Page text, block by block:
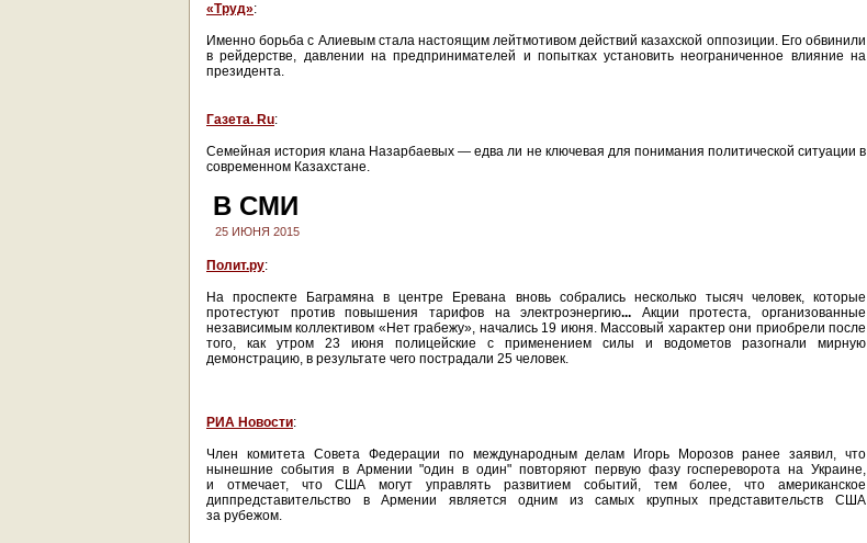
«Труд»:
Именно борьба с Алиевым стала настоящим лейтмотивом действий казахской оппозиции. Его обвинили
в рейдерстве, давлении на предпринимателей и попытках установить неограниченное влияние на
президента.
Газета. Ru:
Семейная история клана Назарбаевых — едва ли не ключевая для понимания политической ситуации в
современном Казахстане.
В СМИ
25 ИЮНЯ 2015
Полит.ру:
На проспекте Баграмяна в центре Еревана вновь собрались несколько тысяч человек, которые
протестуют против повышения тарифов на электроэнергию... Акции протеста, организованные
независимым коллективом «Нет грабежу», начались 19 июня. Массовый характер они приобрели после
того, как утром 23 июня полицейские с применением силы и водометов разогнали мирную
демонстрацию, в результате чего пострадали 25 человек.
РИА Новости:
Член комитета Совета Федерации по международным делам Игорь Морозов ранее заявил, что
нынешние события в Армении "один в один" повторяют первую фазу госпереворота на Украине,
и отмечает, что США могут управлять развитием событий, тем более, что американское
диппредставительство в Армении является одним из самых крупных представительств США
за рубежом.